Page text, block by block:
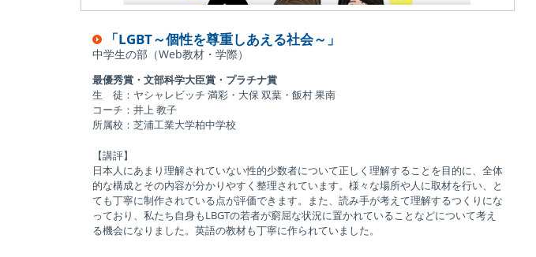
「LGBT～個性を尊重しあえる社会～」
中学生の部（Web教材・学際）
最優秀賞・文部科学大臣賞・プラチナ賞
生 徒：ヤシャレビッチ 満彩・大保 双葉・飯村 果南
コーチ：井上 教子
所属校：芝浦工業大学柏中学校
【講評】
日本人にあまり理解されていない性的少数者について正しく理解することを目的に、全体
的な構成とその内容が分かりやすく整理されています。様々な場所や人に取材を行い、と
ても丁寧に制作されている点が評価できます。また、読み手が考えて理解するつくりにな
っており、私たち自身もLBGTの若者が窮屈な状況に置かれていることなどについて考え
る機会になりました。英語の教材も丁寧に作られていました。